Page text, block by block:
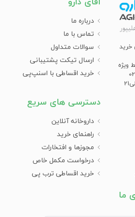
بند
مناسب، میبایست ابتدا نوع فتق را
بسته به محل کاربرد به چند دسته
مبتلا هستند، استفاده از فتق بند
این ناحیه، از بیرون‌زدگی بیشتر
یا فتق کشاله ران طراحی شده و در
فتق‌های یک‌طرفه و برخی دیگر برای
خرید
ویژه
درباره ما
تماس با ما
سوالات متداول
ارسال تیکت پشتیبانی
خرید اقساطی با اسنپ‌پی
دسترسی های سریع
داروخانه آنلاین
راهنمای خرید
مجوزها و افتخارات
درخواست مکمل خاص
خرید اقساطی ترب پی
ما